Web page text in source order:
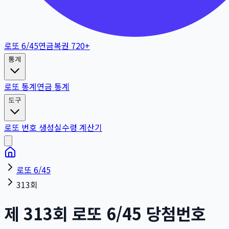
로또 6/45연금복권 720+
통계
로또 통계연금 통계
도구
로또 번호 생성실수령 계산기
로또 6/45
313회
제 313회 로또 6/45 당첨번호